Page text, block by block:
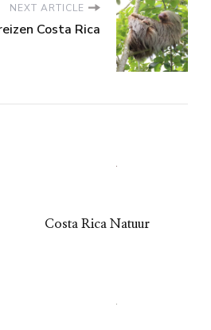
NEXT ARTICLE
Costa Rica
Costa Rica Natuur